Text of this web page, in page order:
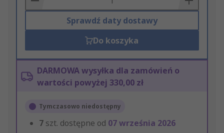
Sprawdź daty dostawy
Do koszyka
DARMOWA wysyłka dla zamówień o
wartości powyżej 330,00 zł
Tymczasowo niedostępny
7 szt. dostępne od 07 września 2026